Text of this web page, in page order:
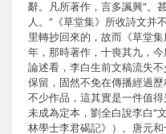
辭。凡所著作，言多諷興”。
人。”《草堂集》所收詩文并
里轉抄回來的，故而《草堂
年，那時著作，十喪其九，
論述看，李白生前文稿流失
保留，固然不免在傳播經過
不少作品，這其實是一件值
未成為定本，劉全白說李白“
林學士李君碣記》）。唐元